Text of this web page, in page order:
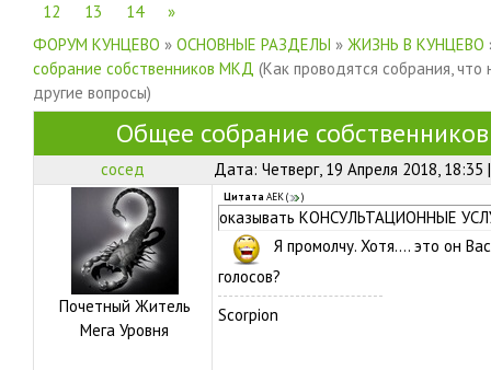
12
13 14
»
ФОРУМ КУНЦЕВО » ОСНОВНЫЕ РАЗДЕЛЫ » ЖИЗНЬ В КУНЦЕВО
собрание собственников МКД (Как проводятся собрания, что
другие вопросы)
Общее собрание
сосед Дата: Четверг, 19 Апреля 2018,
Почетный Житель
Мега Уровня
Цитата АЕК( )
оказывать КОНСУЛЬТАЦИОННЫЕ
Я промолчу. Хотя.... это он
голосов?
Scorpion